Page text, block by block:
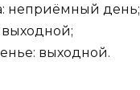
неприёмный день;
выходной;
выходной.